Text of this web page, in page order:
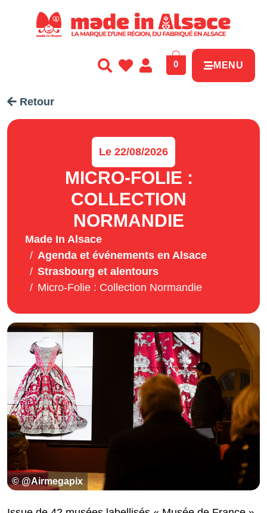
0 MENU
Retour
Le 22/08/2026
MICRO-FOLIE :
COLLECTION
NORMANDIE
Made In Alsace
Agenda et événements en Alsace
Strasbourg et alentours
Micro-Folie : Collection Normandie
© @Airmegapix